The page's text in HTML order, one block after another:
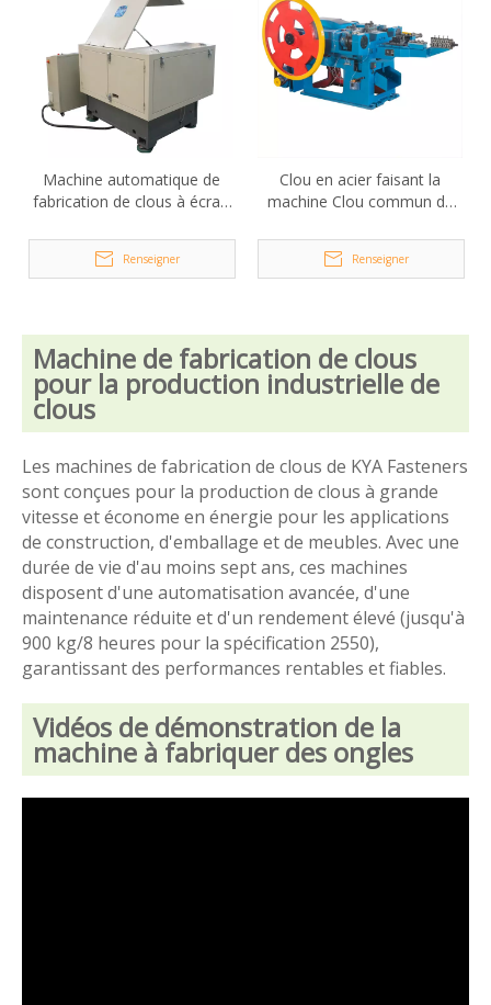
Machine automatique de
fabrication de clous à écran
D130
Renseigner
Clou en acier faisant la
machine Clou commun de
faisant la machine
Renseigner
Machine de fabrication de clous
pour la production industrielle de
clous
Les machines de fabrication de clous de KYA Fasteners
sont conçues pour la production de clous à grande
vitesse et économe en énergie pour les applications
de construction, d'emballage et de meubles. Avec une
durée de vie d'au moins sept ans, ces machines
disposent d'une automatisation avancée, d'une
maintenance réduite et d'un rendement élevé (jusqu'à
900 kg/8 heures pour la spécification 2550),
garantissant des performances rentables et fiables.
Vidéos de démonstration de la
machine à fabriquer des ongles